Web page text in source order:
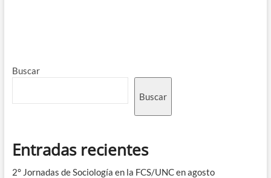
Buscar
Buscar
Entradas recientes
2° Jornadas de Sociología en la FCS/UNC en agosto